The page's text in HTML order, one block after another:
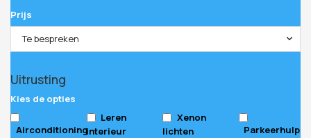
Prijs
Te bespreken
Uitrusting
Kies de opties
Airconditioning
Leren
interieur
Xenon
lichten
Parkeerhulp